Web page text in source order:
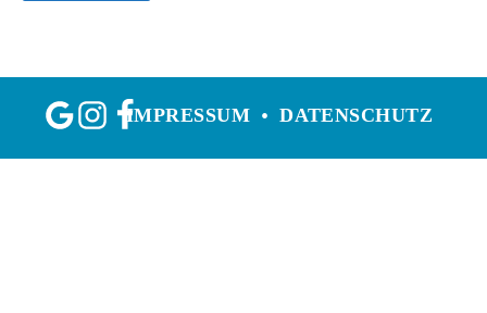
IMPRESSUM DATENSCHUTZ